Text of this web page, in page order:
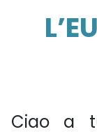
Ciao a